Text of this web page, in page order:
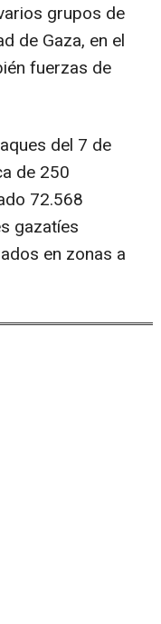
grupos de
de Gaza, en el
fuerzas de
del 7 de
de 250
72.568
gazatíes
en zonas a